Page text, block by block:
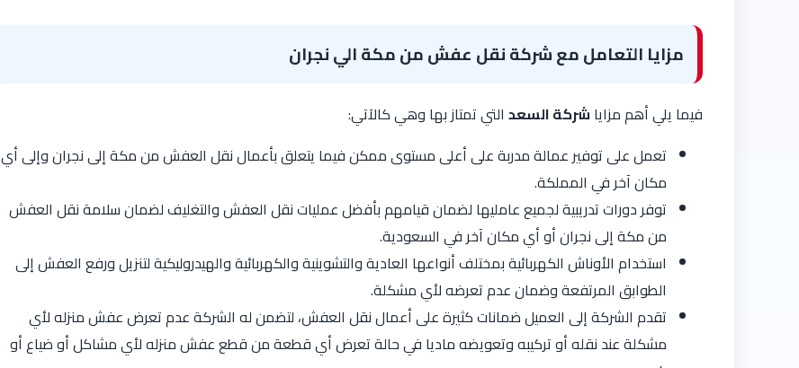
مزايا التعامل مع شركة نقل عفش من مكة الي نجران
فيما يلي أهم مزاياشركة السعد التي تمتاز بها وهي كالآتي:
تعمل على توفير عمالة مدربة على أعلى مستوى ممكن فيما يتعلق بأعمال نقل العفش من مكة إلى نجران وإلى أي
مكان آخر في المملكة.
توفر دورات تدريبية لجميع عامليها لضمان قيامهم بأفضل عمليات نقل العفش والتغليف لضمان سلامة نقل العفش
من مكة إلى نجران أو أي مكان آخر في السعودية.
استخدام الأوناش الكهربائية بمختلف أنواعها العادية والتشوينية والكهربائية والهيدروليكية لتنزيل ورفع العفش إلى
الطوابق المرتفعة وضمان عدم تعرضه لأي مشكلة.
تقدم الشركة إلى العميل ضمانات كثيرة على أعمال نقل العفش، لتضمن له الشركة عدم تعرض عفش منزله لأي
مشكلة عند نقله أو تركيبه وتعويضه ماديا في حالة تعرض أي قطعة من قطع عفش منزله لأي مشاكل أو ضياع أو